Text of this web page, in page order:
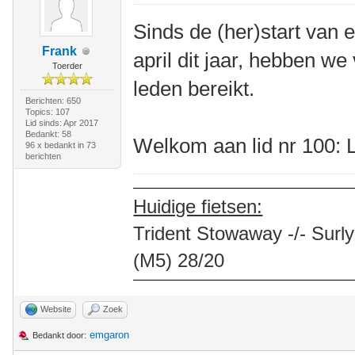
Frank
Toerder
Berichten: 650
Topics: 107
Lid sinds: Apr 2017
Bedankt: 58
96 x bedankt in 73
berichten
Sinds de (her)start van
april dit jaar, hebben
leden bereikt.
Welkom aan lid nr 100:
Huidige fietsen:
Trident Stowaway -/-
(M5) 28/20
Website Zoek
Bedankt door: emgaron